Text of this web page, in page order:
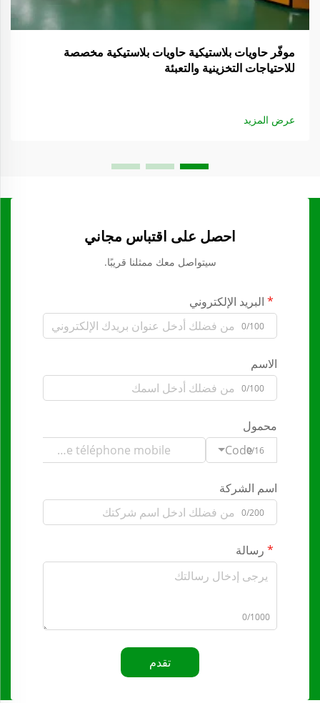
موفّر حاويات بلاستيكية حاويات بلاستيكية مخصصة
للاحتياجات التخزينية والتعبئة
عرض المزيد
احصل على اقتباس مجاني
سيتواصل معك ممثلنا قريبًا.
البريد الإلكتروني
0/100
الاسم
0/100
محمول
Code0/16
اسم الشركة
0/200
رسالة
0/1000
تقدم